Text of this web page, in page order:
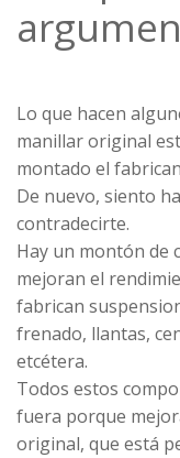
Lo que hacen
manillar original
montado el
De nuevo, siento
contradecirte.
Hay un montón de
mejoran el
fabrican
frenado, llantas,
etcétera.
Todos estos
fuera porque
original, que está